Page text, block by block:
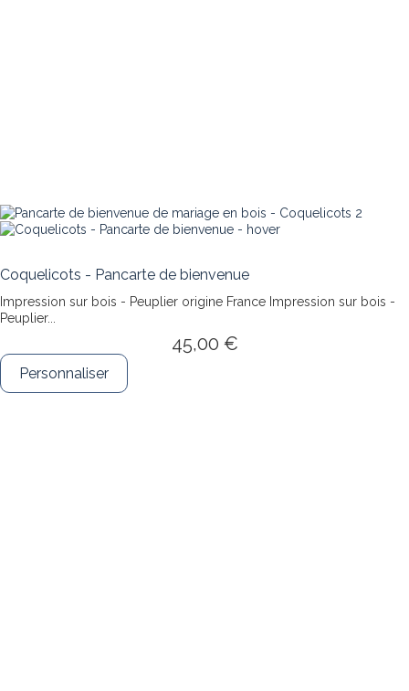
Coquelicots - Pancarte de bienvenue
Impression sur bois - Peuplier origine France Impression sur bois -
Peuplier...
45,00 €
Personnaliser